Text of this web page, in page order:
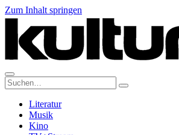
Zum Inhalt springen
Suche:
Literatur
Musik
Kino